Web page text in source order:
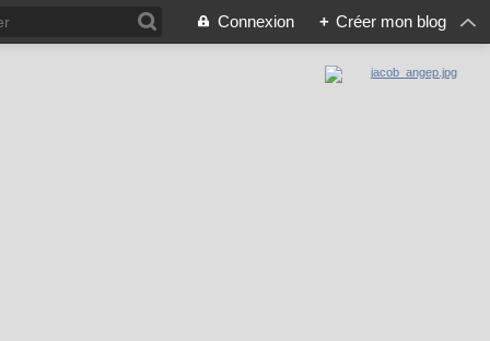
Connexion + Créer mon blog